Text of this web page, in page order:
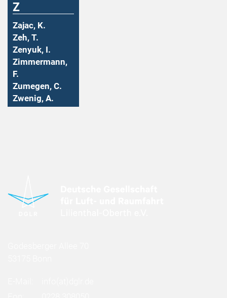
Z
Zajac, K.
Zeh, T.
Zenyuk, I.
Zimmermann,
F.
Zumegen, C.
Zwenig, A.